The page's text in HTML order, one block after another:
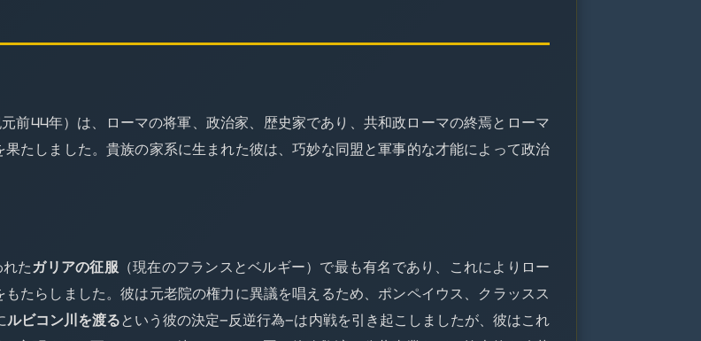
前44年）は、ローマの将軍、政治家、歴史家であり、共和政ローマの終焉とローマ
たしました。貴族の家系に生まれた彼は、巧妙な同盟と軍事的な才能によって政治
たガリアの征服（現在のフランスとベルギー）で最も有名であり、これによりロー
たらしました。彼は元老院の権力に異議を唱えるため、ポンペイウス、クラッスス
ルビコン川を渡るという彼の決定—反逆行為—は内戦を引き起こしましたが、彼はこれ